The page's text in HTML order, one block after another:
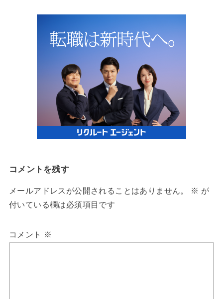
コメントを残す
メールアドレスが公開されることはありません。 ※ が
付いている欄は必須項目です
コメント ※